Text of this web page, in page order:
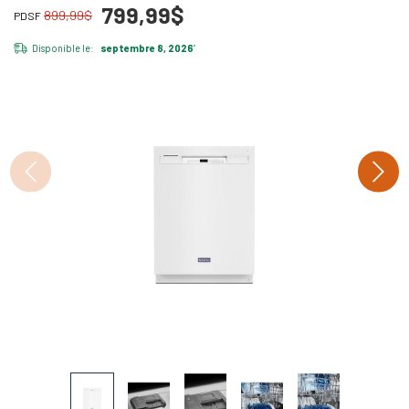
PDSF 899,99$ 799,99$
Disponible le: septembre 8, 2026*